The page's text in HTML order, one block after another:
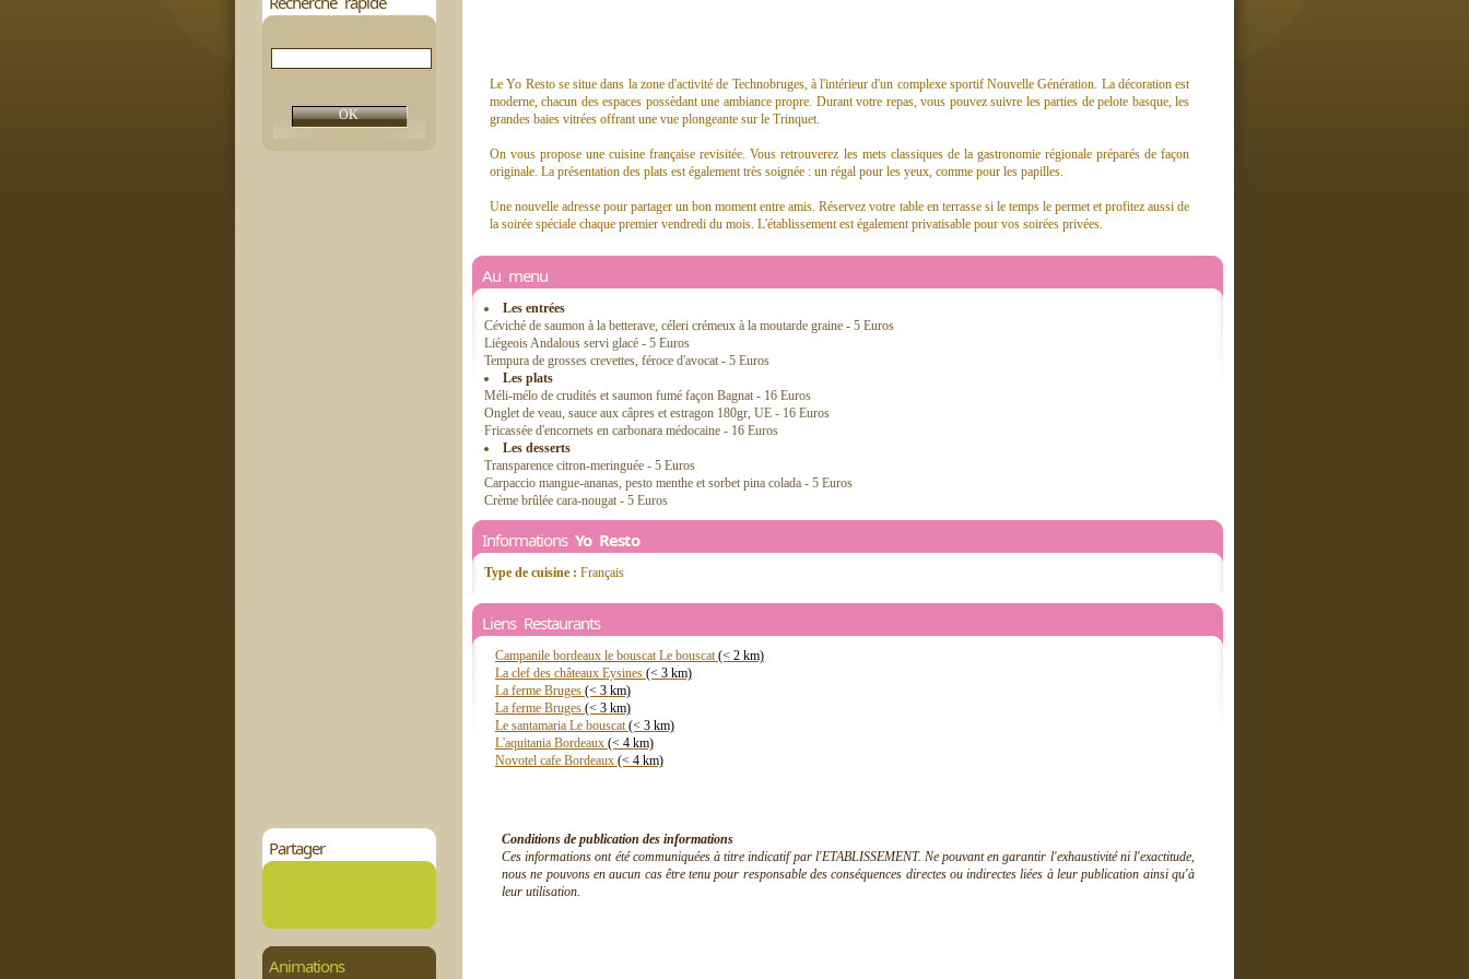
Partager
Animations
Le Yo Resto se situe dans la zone d'activité de Technobruges, à l'intérieur d'un complexe sportif Nouvelle Génération. La décoration est
moderne, chacun des espaces possèdant une ambiance propre. Durant votre repas, vous pouvez suivre les parties de pelote basque, les
grandes baies vitrées offrant une vue plongeante sur le Trinquet.
On vous propose une cuisine française revisitée. Vous retrouverez les mets classiques de la gastronomie régionale préparés de façon
originale. La présentation des plats est également très soignée : un régal pour les yeux, comme pour les papilles.
Une nouvelle adresse pour partager un bon moment entre amis. Réservez votre table en terrasse si le temps le permet et profitez aussi de
la soirée spéciale chaque premier vendredi du mois. L'établissement est également privatisable pour vos soirées privées.
Au menu
Les entrées
Céviché de saumon à la betterave, céleri crémeux à la moutarde graine - 5 Euros
Liégeois Andalous servi glacé - 5 Euros
Tempura de grosses crevettes, féroce d'avocat - 5 Euros
Les plats
Méli-mélo de crudités et saumon fumé façon Bagnat - 16 Euros
Onglet de veau, sauce aux câpres et estragon 180gr, UE - 16 Euros
Fricassée d'encornets en carbonara médocaine - 16 Euros
Les desserts
Transparence citron-meringuée - 5 Euros
Carpaccio mangue-ananas, pesto menthe et sorbet pina colada - 5 Euros
Crème brûlée cara-nougat - 5 Euros
Informations Yo Resto
Type de cuisine : Français
Liens Restaurants
Campanile bordeaux le bouscat Le bouscat(< 2 km)
La clef des châteaux Eysines (< 3 km)
La ferme Bruges (< 3 km)
La ferme Bruges (< 3 km)
Le santamaria Le bouscat(< 3 km)
L'aquitania Bordeaux (< 4 km)
Novotel cafe Bordeaux (< 4 km)
Conditions de publication des informations
Ces informations ont été communiquées à titre indicatif par l'ETABLISSEMENT. Ne pouvant en garantir l'exhaustivité ni l'exactitude,
nous ne pouvons en aucun cas être tenu pour responsable des conséquences directes ou indirectes liées à leur publication ainsi qu'à
leur utilisation.